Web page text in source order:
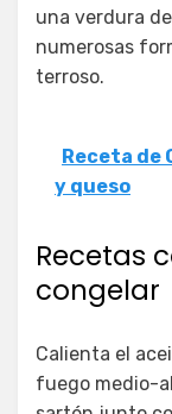
una verdura
numerosas
terroso.
Receta de
y queso
Recetas
congelar
Calienta el
fuego medio-